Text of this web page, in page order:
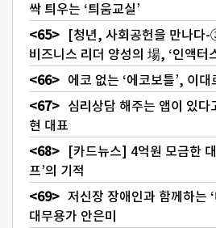
싹 틔우는 ‘틔움교실’
[청년, 사회공헌을 만나다
비즈니스 리더 양성의 場, ‘인액터
에코 없는 ‘에코보틀’, 이
심리상담 해주는 앱이 있다
현 대표
[카드뉴스] 4억원 모금한
프’의 기적
저신장 장애인과 함께하는
대무용가 안은미